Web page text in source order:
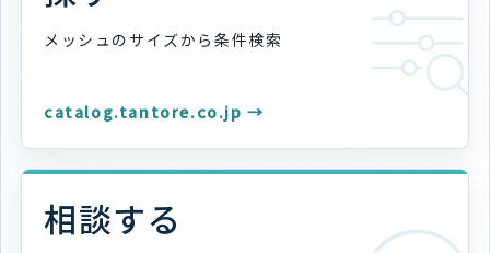
メッシュのサイズから 条件検索
catalog.tantore.co.jp →
相談する